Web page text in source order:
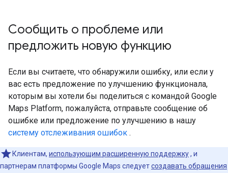
Сообщить о проблеме или
предложить новую функцию
Если вы считаете, что обнаружили ошибку, или если у
вас есть предложение по улучшению функционала,
которым вы хотели бы поделиться с командой Google
Maps Platform, пожалуйста, отправьте сообщение об
ошибке или предложение по улучшению в нашу
систему отслеживания ошибок .
Клиентам, использующим расширенную поддержку, и
партнерам платформы Google Maps следуетсоздавать обращения